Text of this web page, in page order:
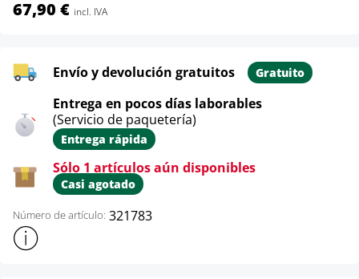
67,90 € incl. IVA
Envío y devolución gratuitos Gratuito
Entrega en pocos días laborables
(Servicio de paquetería)
Entrega rápida
Sólo 1 artículos aún disponibles
Casi agotado
Número de artículo: 321783
Mostrar más información sobre el producto